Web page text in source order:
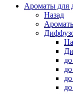
Ароматы для
Назад